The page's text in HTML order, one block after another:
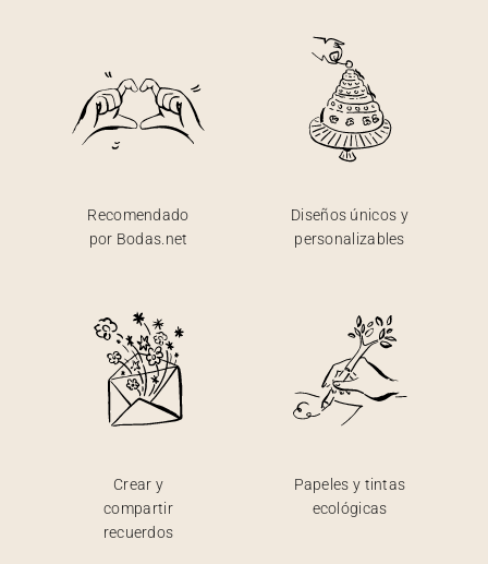
Recomendado
por Bodas.net
Diseños únicos y
personalizables
Crear y
compartir
recuerdos
Papeles y tintas
ecológicas